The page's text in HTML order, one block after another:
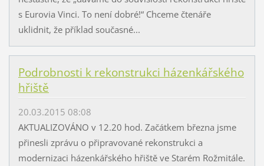
s Eurovia Vinci. To není dobré!“ Chceme čtenáře
uklidnit, že příklad současné...
Podrobnosti k rekonstrukci házenkářského
hřiště
20.03.2015 08:08
AKTUALIZOVÁNO v 12.20 hod. Začátkem března jsme
přinesli zprávu o připravované rekonstrukci a
modernizaci házenkářského hřiště ve Starém Rožmitále.